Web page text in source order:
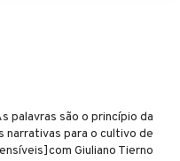
são o princípio da
para o cultivo de
Giuliano Tierno